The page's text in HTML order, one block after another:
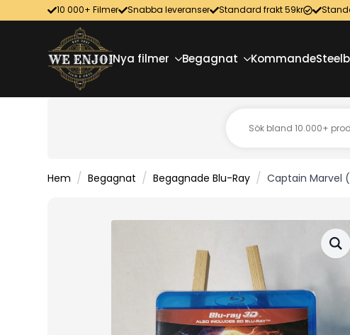
10 000+ Filmer Snabba leveranser Standard frakt 59kr
Nya filmer Begagnat Kommande
Hem Begagnat Begagnade Blu-Ray Captain Marvel